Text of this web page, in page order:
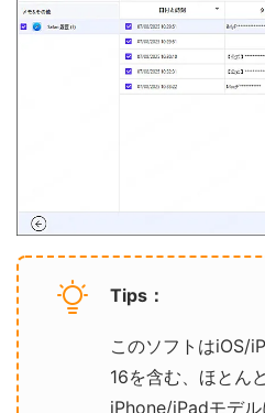
Tips：
このソフトはiOS/
16を含む、ほとん
iPhone/iPadモデル